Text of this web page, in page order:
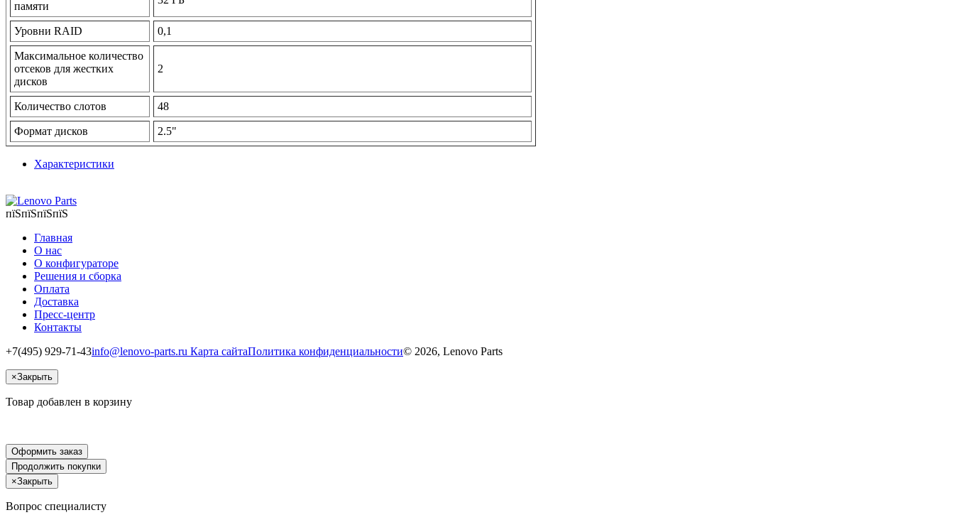
памяти
Уровни RAID 0,1
Максимальное количество
отсеков для жестких
дисков
2
Количество слотов 48
Формат дисков 2.5"
Характеристики
пїЅпїЅпїЅпїЅ
Главная
О нас
О конфигураторе
Решения и сборка
Оплата
Доставка
Пресс-центр
Контакты
+7(495) 929-71-43info@lenovo-parts.ru Карта сайтаПолитика конфиденциальности© 2026, Lenovo Parts
×Закрыть
Товар добавлен в корзину
Оформить заказ
Продолжить покупки
×Закрыть
Вопрос специалисту